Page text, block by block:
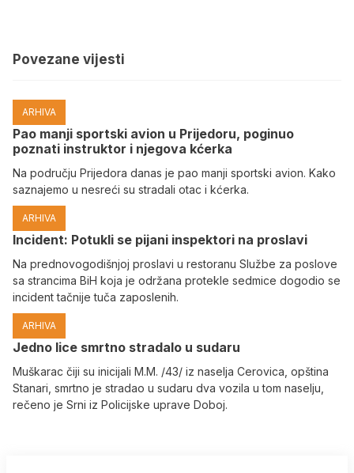
Povezane vijesti
ARHIVA
Pao manji sportski avion u Prijedoru, poginuo
poznati instruktor i njegova kćerka
Na području Prijedora danas je pao manji sportski avion. Kako
saznajemo u nesreći su stradali otac i kćerka.
ARHIVA
Incident: Potukli se pijani inspektori na proslavi
Na prednovogodišnjoj proslavi u restoranu Službe za poslove
sa strancima BiH koja je održana protekle sedmice dogodio se
incident tačnije tuča zaposlenih.
ARHIVA
Јedno lice smrtno stradalo u sudaru
Muškarac čiji su inicijali M.M. /43/ iz naselja Cerovica, opština
Stanari, smrtno je stradao u sudaru dva vozila u tom naselju,
rečeno je Srni iz Policijske uprave Doboj.